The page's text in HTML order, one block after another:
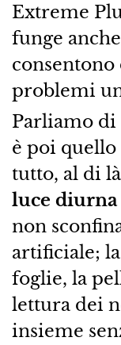
Extreme
funge
problemi
Parliamo di
è poi
tutto, al di
luce diurna
non
artificiale;
foglie, la
lettura dei
insieme